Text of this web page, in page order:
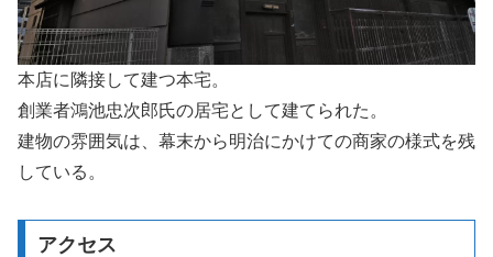
本店に隣接して建つ本宅。
創業者鴻池忠次郎氏の居宅として建てられた。
建物の雰囲気は、幕末から明治にかけての商家の様式を残
している。
アクセス